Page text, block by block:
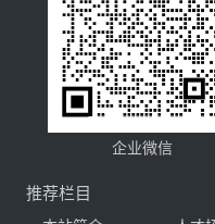
企业微信
推荐栏目